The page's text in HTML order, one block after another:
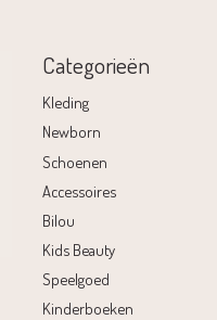
Categorieën
Kleding
Newborn
Schoenen
Accessoires
Bilou
Kids Beauty
Speelgoed
Kinderboeken